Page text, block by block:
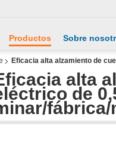
Productos Sobre
Eficacia alta alzamiento de
alta
de
fábrica/